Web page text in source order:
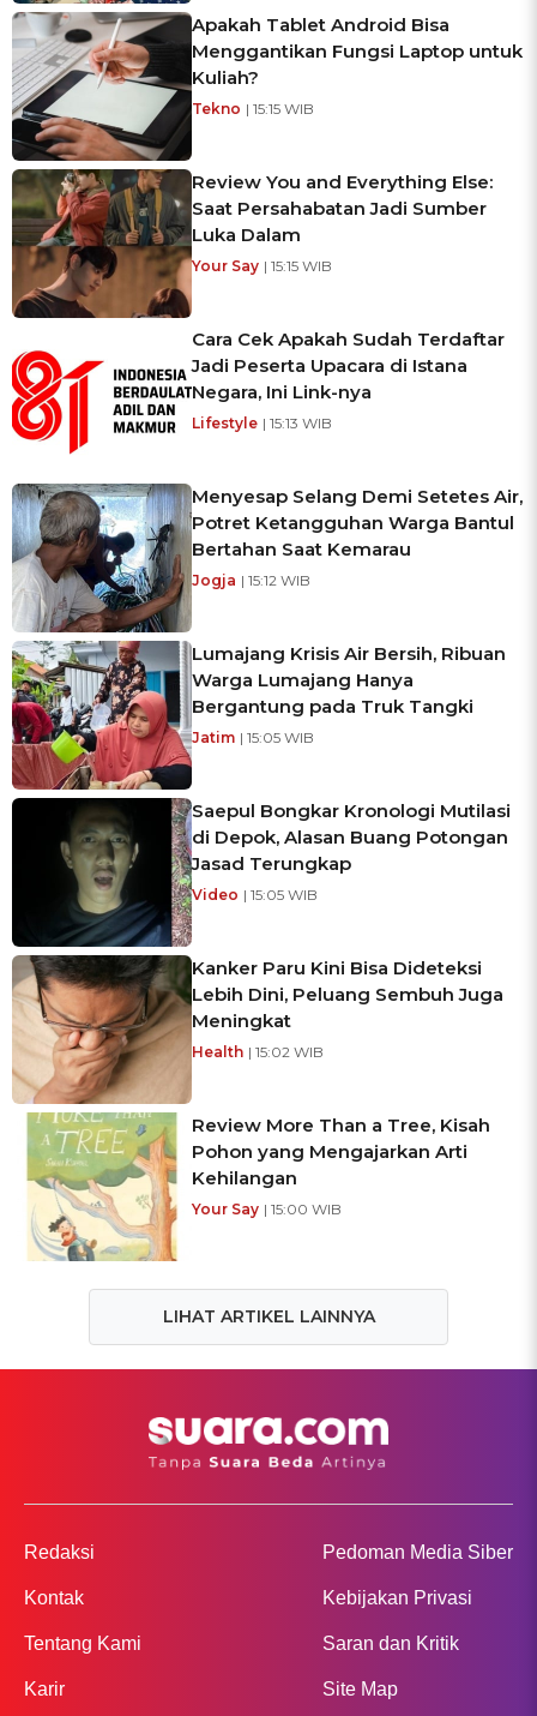
Apakah Tablet Android Bisa
Menggantikan Fungsi Laptop untuk
Kuliah?
Tekno | 15:15 WIB
Review You and Everything Else:
Saat Persahabatan Jadi Sumber
Luka Dalam
Your Say | 15:15 WIB
Cara Cek Apakah Sudah Terdaftar
Jadi Peserta Upacara di Istana
Negara, Ini Link-nya
Lifestyle | 15:13 WIB
Menyesap Selang Demi Setetes Air,
Potret Ketangguhan Warga Bantul
Bertahan Saat Kemarau
Jogja | 15:12 WIB
Lumajang Krisis Air Bersih, Ribuan
Warga Lumajang Hanya
Bergantung pada Truk Tangki
Jatim | 15:05 WIB
Saepul Bongkar Kronologi Mutilasi
di Depok, Alasan Buang Potongan
Jasad Terungkap
Video | 15:05 WIB
Kanker Paru Kini Bisa Dideteksi
Lebih Dini, Peluang Sembuh Juga
Meningkat
Health | 15:02 WIB
Review More Than a Tree, Kisah
Pohon yang Mengajarkan Arti
Kehilangan
Your Say | 15:00 WIB
LIHAT ARTIKEL LAINNYA
Redaksi
Kontak
Tentang Kami
Karir
Pedoman Media Siber
Kebijakan Privasi
Saran dan Kritik
Site Map